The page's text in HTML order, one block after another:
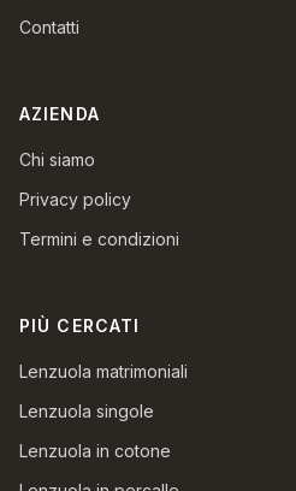
Contatti
AZIENDA
Chi siamo
Privacy policy
Termini e condizioni
PIÙ CERCATI
Lenzuola matrimoniali
Lenzuola singole
Lenzuola in cotone